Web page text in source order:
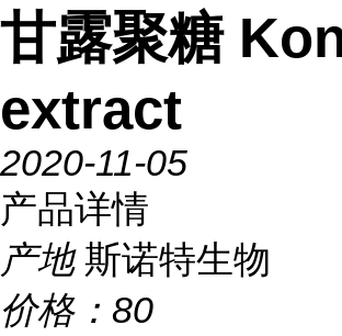
甘露聚糖
extract
2020-11-05
产品详情
产地 斯诺特生物
价格： 80